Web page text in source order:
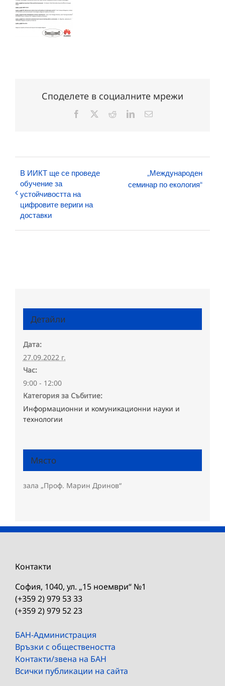
Споделете в социалните мрежи
Facebook RedditLinkedInЕлектронна
В ИИКТ ще се проведе
обучение за
устойчивостта на
цифровите вериги на
доставки
„Международен
семинар по екология“
Детайли
Дата:
27.09.2022 г.
Час:
9:00 - 12:00
Категория за Събитие:
Информационни и комуникационни науки и
технологии
Място
зала „Проф. Марин Дринов“
Контакти
София, 1040, ул. „15 ноември“ №1
(+359 2) 979 53 33
(+359 2) 979 52 23
БАН-Администрация
Връзки с обществеността
Контакти/звена на БАН
Всички публикации на сайта